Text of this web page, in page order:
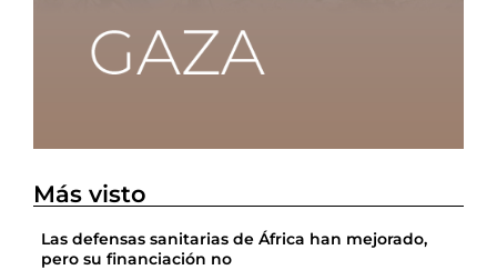
Más visto
Las defensas sanitarias de África han mejorado,
pero su financiación no